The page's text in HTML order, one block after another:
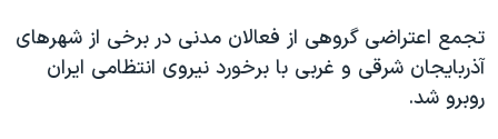
تریبونال مردمی آبان ۹۸
دادگاه حمید نوری
تجمع اعتراضی گروهی از فعالان مدنی در برخی از شهرهای
آذربایجان شرقی و غربی با برخورد نیروی انتظامی ایران
روبرو شد.